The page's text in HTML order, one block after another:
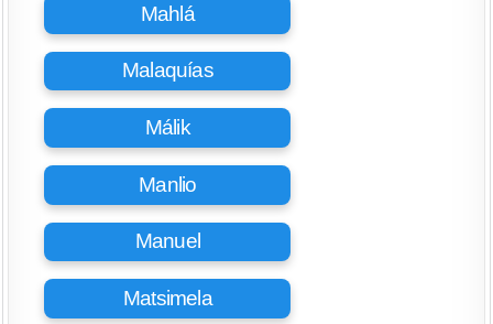
Mahlá
Malaquías
Málik
Manlio
Manuel
Matsimela